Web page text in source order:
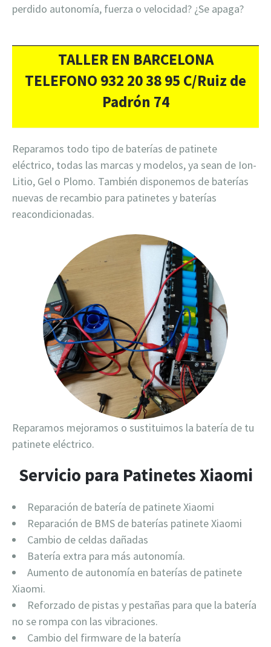
perdido autonomía, fuerza o velocidad? ¿Se apaga?
TALLER EN BARCELONA
TELEFONO 932 20 38 95 C/Ruiz de
Padrón 74
Reparamos todo tipo de baterías de patinete
eléctrico, todas las marcas y modelos, ya sean de Ion-
Litio, Gel o Plomo. También disponemos de baterías
nuevas de recambio para patinetes y baterías
reacondicionadas.
Reparamos mejoramos o sustituimos la batería de tu
patinete eléctrico.
Servicio para Patinetes Xiaomi
Reparación de batería de patinete Xiaomi
Reparación de BMS de baterías patinete Xiaomi
Cambio de celdas dañadas
Batería extra para más autonomía.
Aumento de autonomía en baterías de patinete
Xiaomi.
Reforzado de pistas y pestañas para que la batería
no se rompa con las vibraciones.
Cambio del firmware de la batería